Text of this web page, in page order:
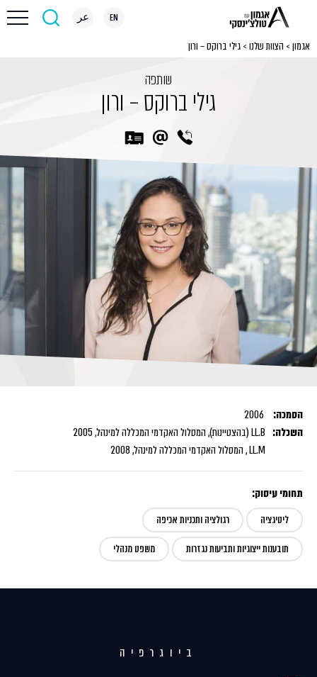
EN عر
אגמון > הצוות שלנו > גילי ברוקס – ורון
שותפה
גילי ברוקס – ורון
הסמכה:
השכלה: LL.B (בהצטיינות), המסלול האקדמי המכללה למינהל, 2005
LL.M , המסלול האקדמי המכללה למינהל, 2008
תחומי עיסוק:
ליטיגציה רגולציה ותכניות אכיפה
תובענות ייצוגיות ותביעות נגזרות משפט מנהלי
ביוגרפיה